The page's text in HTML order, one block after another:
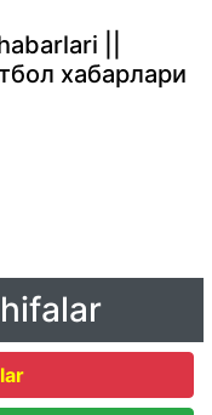
||
хабарлари